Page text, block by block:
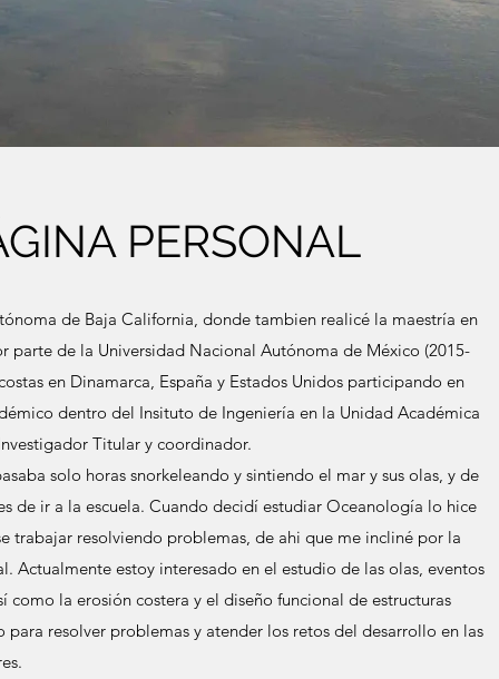
PERSONAL
de Baja California, donde tambien realicé la maestría en
parte de la Universidad Nacional Autónoma de México (2015-
en Dinamarca, España y Estados Unidos participando en
dentro del Insituto de Ingeniería en la Unidad Académica
Titular y coordinador.
solo horas snorkeleando y sintiendo el mar y sus olas, y de
de ir a la escuela. Cuando decidí estudiar Oceanología lo hice
trabajar resolviendo problemas, de ahi que me incliné por la
Actualmente estoy interesado en el estudio de las olas, eventos
la erosión costera y el diseño funcional de estructuras
resolver problemas y atender los retos del desarrollo en las